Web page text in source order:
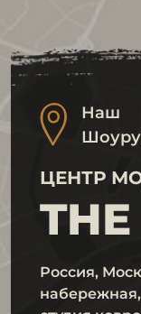
Наш
ЦЕНТР
Россия,
набережная,